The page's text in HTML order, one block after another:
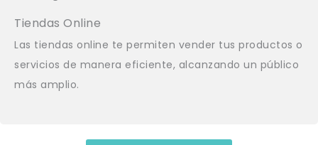
Tiendas Online
Las tiendas online te permiten vender tus productos o
servicios de manera eficiente, alcanzando un público
más amplio.